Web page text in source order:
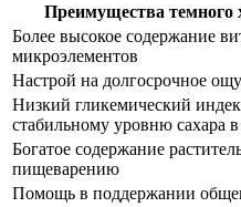
Преимущества темного
Более высокое содержание
микроэлементов
Настрой на долгосрочное
Низкий гликемический
стабильному уровню сахара
Богатое содержание
пищеварению
Помощь в поддержании